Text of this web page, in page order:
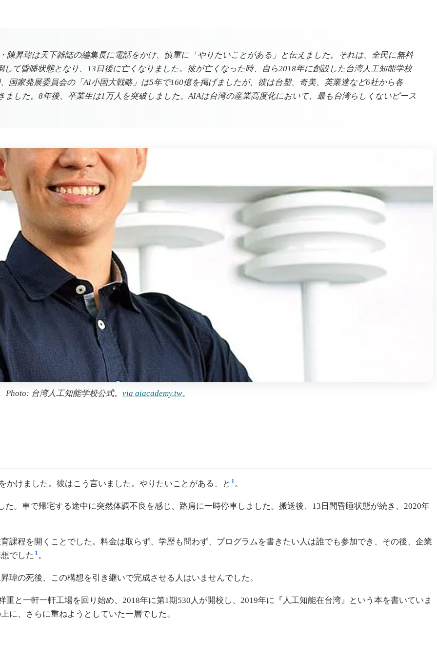
陳昇瑋は天下雑誌の編集長に電話をかけ、慎重に「やりたいことがある」と伝えました。それは、全民に無料
て昏睡状態となり、13日後に亡くなりました。彼が亡くなった時、自ら2018年に創設した台湾人工知能学校
国家発展委員会の「AI小国大戦略」は5年で160億を掲げましたが、彼は台塑、奇美、英業達など6社から各
した。8年後、卒業生は1万人を突破しました。AIAは台湾の産業高度化において、最も台湾らしくないピース
台湾人工知能学校公式。 via aiacademy.tw。
けました。彼はこう言いました。やりたいことがある、と 1 。
。車で帰宅する途中に突然体調不良を感じ、路肩に一時停車しました。搬送後、13日間昏睡状態が続き、2020年
課程を開くことでした。料金は取らず、学歴も問わず、プログラムを書きたい人は誰でも参加でき、その後、企業
でした 1。
瑋の死後、この構想を引き継いで完成させる人はいませんでした。
と一軒一軒工場を回り始め、2018年に第1期530人が開校し、2019年に『人工知能在台湾』という本を書いていま
に、さらに重ねようとしていた一層でした。